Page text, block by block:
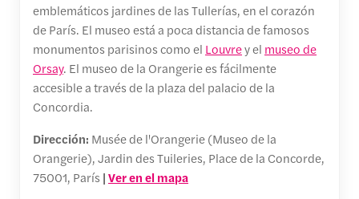
emblemáticos jardines de las Tullerías, en el corazón
de París. El museo está a poca distancia de famosos
monumentos parisinos como el Louvrey el museo de
Orsay. El museo de la Orangerie es fácilmente
accesible a través de la plaza del palacio de la
Concordia.
Dirección: Musée de l'Orangerie (Museo de la
Orangerie), Jardin des Tuileries, Place de la Concorde,
75001, París |Ver en el mapa